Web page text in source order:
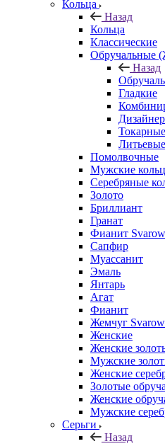
Кольца
Назад
Кольца
Классические
Обручальные
Назад
Гладкие
Токарные
Литьевые
Помолвочные
Мужские
Серебряные
Золото
Бриллиант
Гранат
Фианит
Сапфир
Муассанит
Эмаль
Янтарь
Агат
Фианит
Жемчуг
Женские
Женские
Мужские
Женские
Золотые
Женские
Мужские
Серьги
Назад